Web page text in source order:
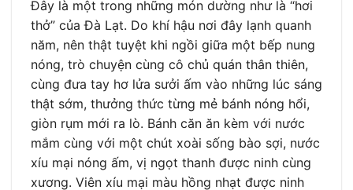
Đây là một trong những món dường như là “hơi
thở” của Đà Lạt. Do khí hậu nơi đây lạnh quanh
năm, nên thật tuyệt khi ngồi giữa một bếp nung
nóng, trò chuyện cùng cô chủ quán thân thiên,
cùng đưa tay hơ lửa sưởi ấm vào những lúc sáng
thật sớm, thưởng thức từng mẻ bánh nóng hổi,
giòn rụm mới ra lò. Bánh căn ăn kèm với nước
mắm cùng với một chút xoài sống bào sợi, nước
xíu mại nóng ấm, vị ngọt thanh được ninh cùng
xương. Viên xíu mại màu hồng nhạt được ninh